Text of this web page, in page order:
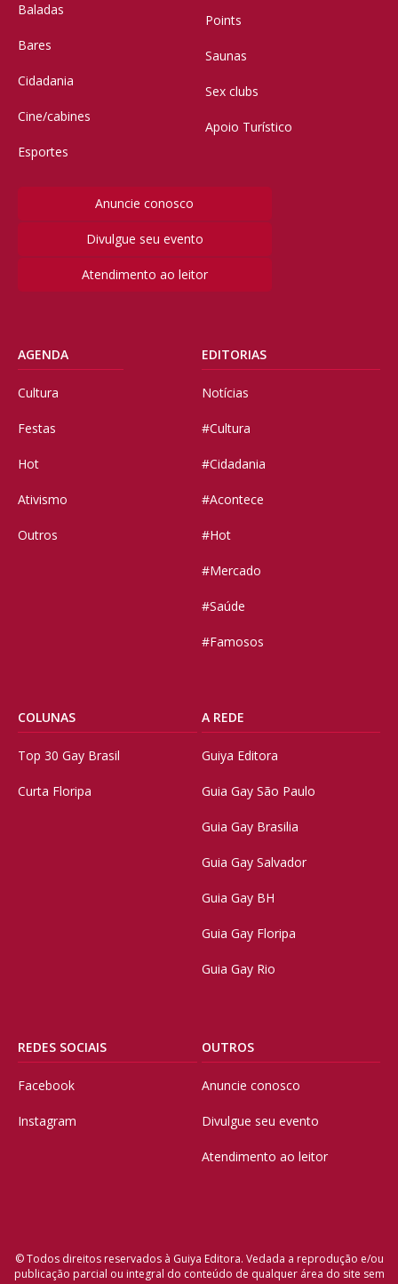
Baladas
Bares
Cidadania
Cine/cabines
Esportes
Points
Saunas
Sex clubs
Apoio Turístico
Anuncie conosco
Divulgue seu evento
Atendimento ao leitor
AGENDA
Cultura
Festas
Hot
Ativismo
Outros
EDITORIAS
Notícias
#Cultura
#Cidadania
#Acontece
#Hot
#Mercado
#Saúde
#Famosos
COLUNAS
Top 30 Gay Brasil
Curta Floripa
A REDE
Guiya Editora
Guia Gay São Paulo
Guia Gay Brasilia
Guia Gay Salvador
Guia Gay BH
Guia Gay Floripa
Guia Gay Rio
REDES SOCIAIS
Facebook
Instagram
OUTROS
Anuncie conosco
Divulgue seu evento
Atendimento ao leitor
© Todos direitos reservados à Guiya Editora. Vedada a reprodução e/ou
publicação parcial ou integral do conteúdo de qualquer área do site sem